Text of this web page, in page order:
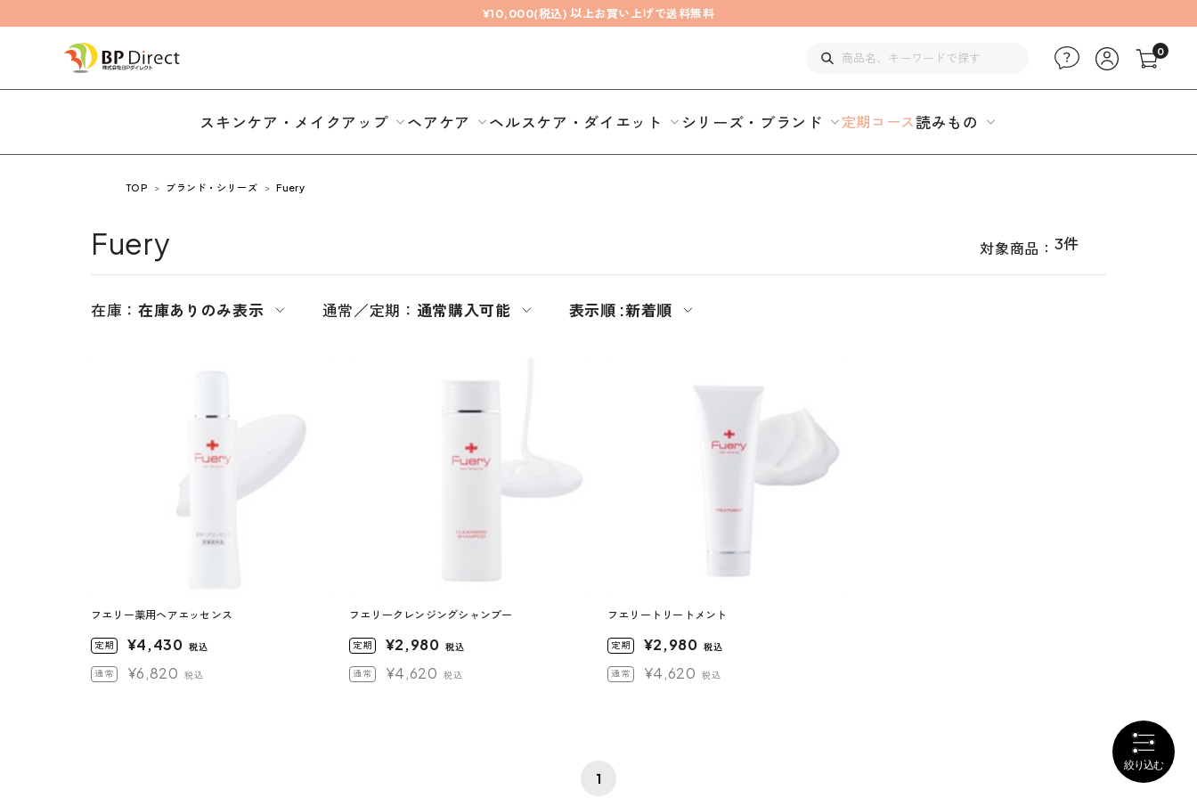
¥10,000(税込) 以上お買い上げで送料無料
0
スキンケア・メイクアップ ヘアケア ヘルスケア・ダイエット シリーズ・ブランド 定期コース読みもの
TOP ブランド・シリーズ Fuery
Fuery 対象商品： 3件
在庫：在庫ありのみ表示 通常／定期： 通常購入可能 表示順 :新着順
フエリー薬用ヘアエッセンス
定期 ¥4,430 税込
通常 ¥6,820 税込
フエリークレンジングシャンプー
定期 ¥2,980 税込
通常 ¥4,620 税込
フエリートリートメント
定期 ¥2,980 税込
通常 ¥4,620 税込
1